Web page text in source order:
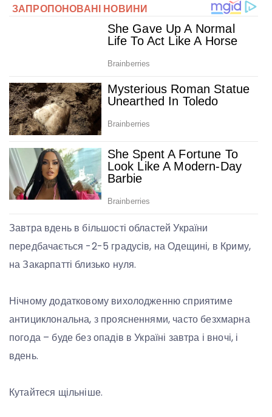
Завтра вдень в більшості областей України
передбачається -2-5 градусів, на Одещині, в Криму,
на Закарпатті близько нуля.
Нічному додатковому вихолодженню сприятиме
антициклональна, з проясненнями, часто безхмарна
погода – буде без опадів в Україні завтра і вночі, і
вдень.
Кутайтеся щільніше.